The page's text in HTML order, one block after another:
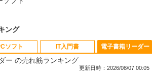
ング
ソフト IT入門書 電子書籍リーダー
ー の売れ筋ランキング
更新日時：2026/08/07 00:05